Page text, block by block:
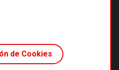
de Cookies
de uso
de cookies
editoriales